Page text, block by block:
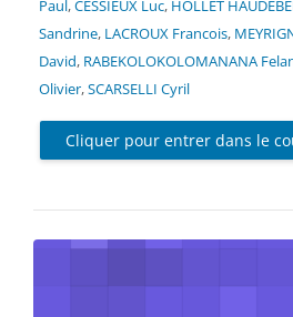
Paul,CESSIEUX Luc, HOLLET
Sandrine, LACROUX Francois,
David, RABEKOLOKOLOMANANA
Olivier,SCARSELLI Cyril
Cliquer pour entrer dans le